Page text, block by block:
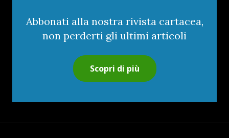
Abbonati alla nostra rivista cartacea,
non perderti gli ultimi articoli
Scopri di più